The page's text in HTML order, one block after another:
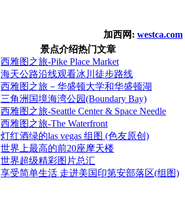
加西网: westca.com
景点介绍热门文章
西雅图之旅-Pike Place Market
海天公路沿线观看冰川徒步路线
西雅图之旅－华盛顿大学和华盛顿湖
三角洲国境海湾公园(Boundary Bay)
西雅图之旅-Seattle Center & Space Needle
西雅图之旅-The Waterfront
灯红酒绿的las vegas 组图 (色友原创)
世界上最高的前20座摩天楼
世界超级精彩图片总汇
享受简单生活 走进美国印第安部落区(组图)